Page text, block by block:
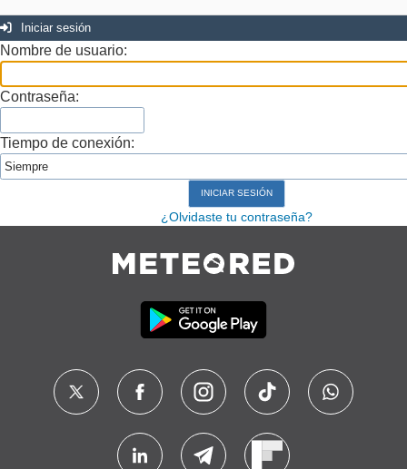
Iniciar sesión
Nombre de usuario:
Contraseña:
Tiempo de conexión:
¿Olvidaste tu contraseña?